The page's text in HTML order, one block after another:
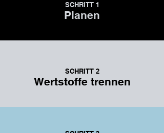
SCHRITT 1
Planen
SCHRITT 2
Wertstoffe trennen